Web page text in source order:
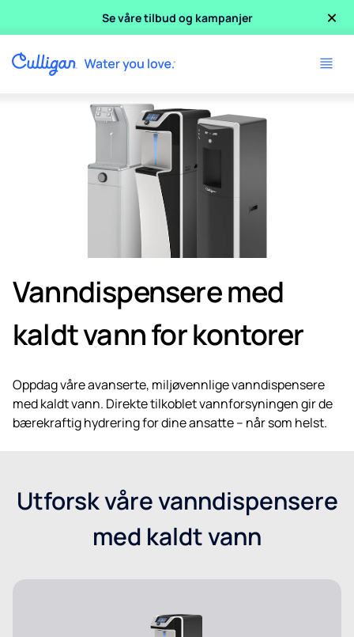
Se våre tilbud og kampanjer ×
Vanndispensere med
kaldt vann for kontorer
Oppdag våre avanserte, miljøvennlige vanndispensere
med kaldt vann. Direkte tilkoblet vannforsyningen gir de
bærekraftig hydrering for dine ansatte – når som helst.
Utforsk våre vanndispensere
med kaldt vann